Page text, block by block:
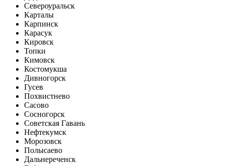
Североуральск
Карталы
Карпинск
Карасук
Кировск
Топки
Кимовск
Костомукша
Дивногорск
Гусев
Похвистнево
Сасово
Сосногорск
Советская Гавань
Нефтекумск
Морозовск
Полысаево
Дальнереченск